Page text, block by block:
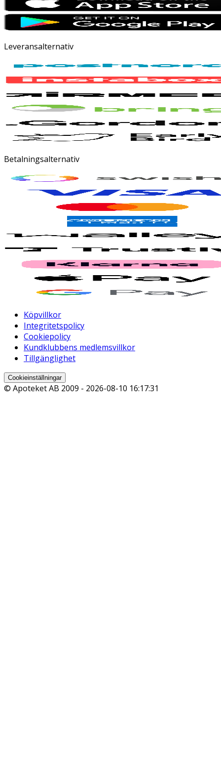
Leveransalternativ
Betalningsalternativ
Köpvillkor
Integritetspolicy
Cookiepolicy
Kundklubbens medlemsvillkor
Tillgänglighet
Cookieinställningar
© Apoteket AB 2009 - 2026-08-10 16:17:31